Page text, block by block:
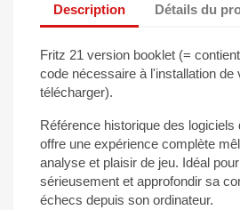
Description Détails du
Fritz 21 version booklet (=
code nécessaire à l'installation de
télécharger).
Référence historique des logiciels
offre une expérience complète
analyse et plaisir de jeu. Idéal
sérieusement et approfondir sa
échecs depuis son ordinateur.